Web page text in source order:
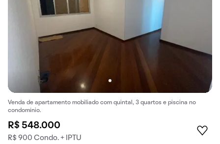
Venda de apartamento mobiliado com quintal, 3 quartos e piscina no
condomínio.
R$ 548.000
R$ 900 Condo. + IPTU